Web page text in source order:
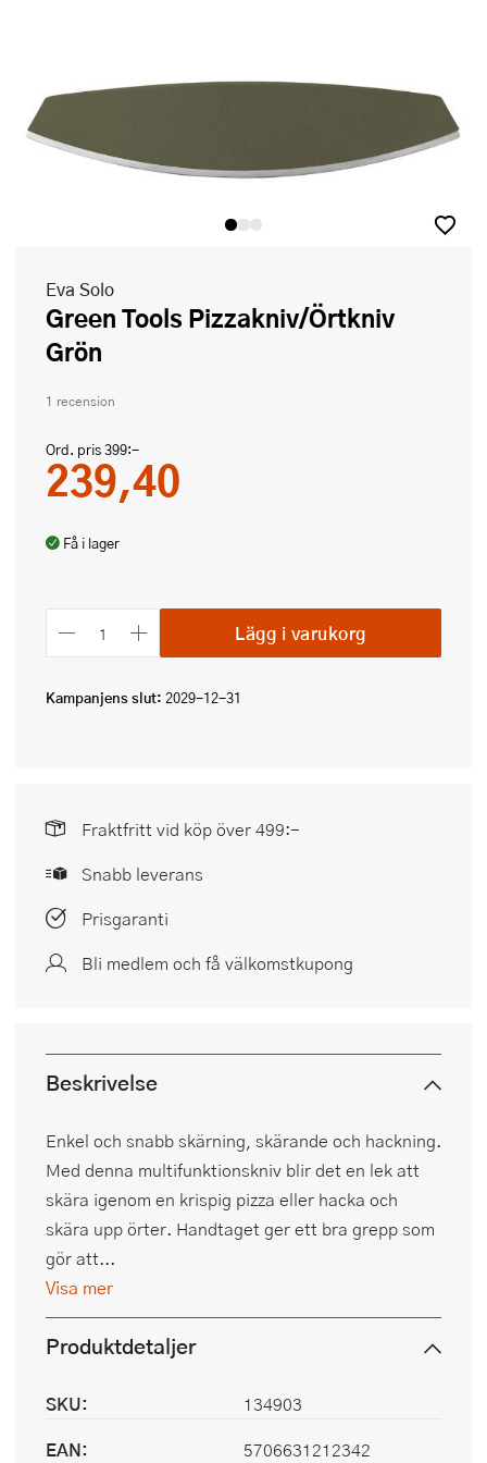
Eva Solo
Green Tools Pizzakniv/Örtkniv
Grön
1 recension
Ord. pris399:-
239,40
Få i lager
Lägg i varukorg
Kampanjens slut: 2029-12-31
Fraktfritt vid köp över 499:-
Snabb leverans
Prisgaranti
Bli medlem och få välkomstkupong
Beskrivelse
Enkel och snabb skärning, skärande och hackning.
Med denna multifunktionskniv blir det en lek att
skära igenom en krispig pizza eller hacka och
skära upp örter. Handtaget ger ett bra grepp som
gör att...
Visa mer
Produktdetaljer
SKU:
134903
EAN:
5706631212342